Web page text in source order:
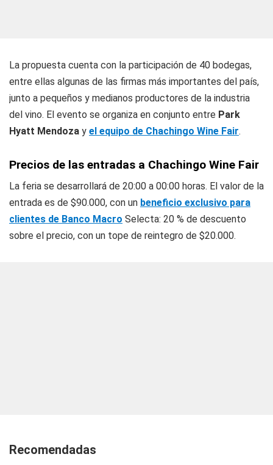
La propuesta cuenta con la participación de 40 bodegas,
entre ellas algunas de las firmas más importantes del país,
junto a pequeños y medianos productores de la industria
del vino. El evento se organiza en conjunto entre Park
Hyatt Mendoza y el equipo de Chachingo Wine Fair.
Precios de las entradas a Chachingo Wine Fair
La feria se desarrollará de 20:00 a 00:00 horas. El valor de la
entrada es de $90.000, con un beneficio exclusivo para
clientes de Banco Macro Selecta: 20 % de descuento
sobre el precio, con un tope de reintegro de $20.000.
Recomendadas